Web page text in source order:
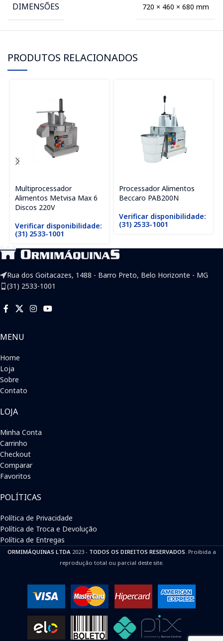
DIMENSÕES 720 × 460 × 680 mm
PRODUTOS RELACIONADOS
Multiprocessador
Alimentos Metvisa Max 6
Discos 220V
Verificar disponibilidade:
(31) 2533-1001
Processador Alimentos
Beccaro PAB200N
Verificar disponibilidade:
(31) 2533-1001
Rua dos Goitacazes, 1488 - Barro Preto, Belo Horizonte - MG
(31) 2533-1001
MENU
Home
Loja
Sobre
Contato
LOJA
Minha Conta
Carrinho
Checkout
Comparar
Favoritos
POLÍTICAS
Política de Privacidade
Política de Troca e Devolução
Política de Entregas
ORMIMÁQUINAS LTDA2023 - TODOS OS DIREITOS RESERVADOS. Proibida a
reprodução total ou parcial deste site.